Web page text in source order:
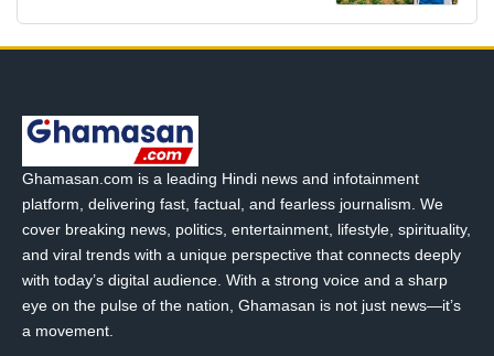
Ghamasan.com is a leading Hindi news and infotainment
platform, delivering fast, factual, and fearless journalism. We
cover breaking news, politics, entertainment, lifestyle, spirituality,
and viral trends with a unique perspective that connects deeply
with today’s digital audience. With a strong voice and a sharp
eye on the pulse of the nation, Ghamasan is not just news—it’s
a movement.